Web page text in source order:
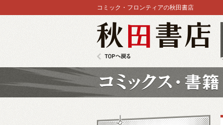
コミック・フロンティアの秋田書店